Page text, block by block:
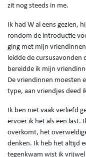
zit nog steeds in me.
Ik had W al eens gezien,
rondom de introductie
ging met mijn
leidde de cursusavonden
bereidde ik mijn
De vriendinnen moesten
type, aan vriendjes deed
Ik ben niet vaak verliefd
ervoer ik het als een last.
overkomt, het
denken. Ik heb het altijd
tegenkwam wist ik